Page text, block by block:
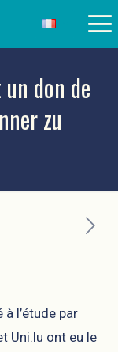
don de
zu
l’étude par
Uni.lu ont eu le